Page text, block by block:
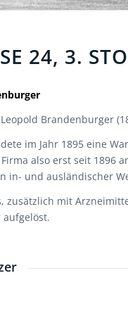
24, 3.
Leopold Brandenburger
im Jahr 1895 eine
also erst seit 1896
in- und ausländischer
zusätzlich mit